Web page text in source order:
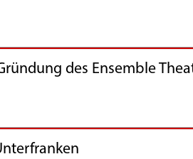
des Ensemble